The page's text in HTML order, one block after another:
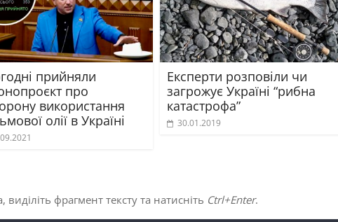
прийняли
про
використання
олії в Україні
Експерти розповіли чи
загрожує Україні “рибна
катастрофа”
30.01.2019
фрагмент тексту та натисніть Ctrl+Enter.